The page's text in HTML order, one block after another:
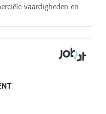
vaardigheden en
omgeving, dan is